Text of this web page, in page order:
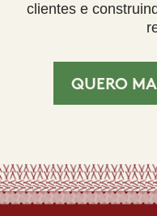
clientes e
QUERO